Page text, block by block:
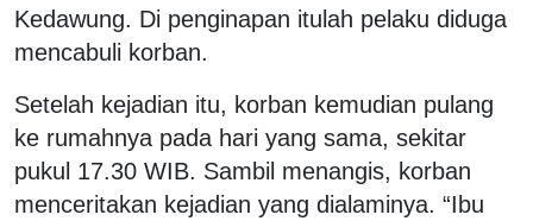
Kedawung. Di penginapan itulah pelaku diduga
mencabuli korban.
Setelah kejadian itu, korban kemudian pulang
ke rumahnya pada hari yang sama, sekitar
pukul 17.30 WIB. Sambil menangis, korban
menceritakan kejadian yang dialaminya. “Ibu